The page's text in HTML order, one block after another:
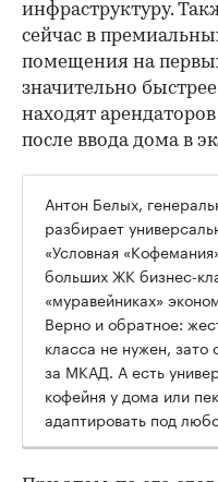
инфраструктуру.
сейчас в
помещения на
значительно
находят
после ввода дома в
Антон Белых,
разбирает
«Условная
больших ЖК бизнес-
«муравейниках»
Верно и обратное:
класса не нужен, зато
за МКАД. А есть
кофейня у дома или
адаптировать под